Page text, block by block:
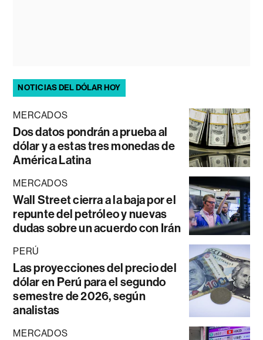
NOTICIAS DEL DÓLAR HOY
MERCADOS
Dos datos pondrán a prueba al
dólar y a estas tres monedas de
América Latina
MERCADOS
Wall Street cierra a la baja por el
repunte del petróleo y nuevas
dudas sobre un acuerdo con Irán
PERÚ
Las proyecciones del precio del
dólar en Perú para el segundo
semestre de 2026, según
analistas
MERCADOS